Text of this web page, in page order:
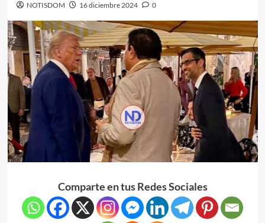
NOTISDOM 16 diciembre 2024 0
Comparte en tus Redes Sociales